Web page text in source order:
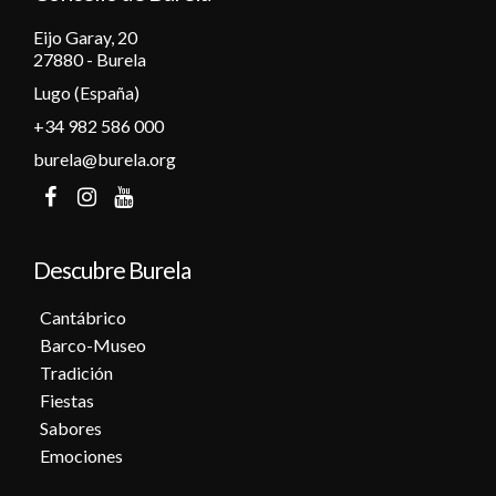
Eijo Garay, 20
27880 - Burela
Lugo (España)
+34 982 586 000
burela@burela.org
Descubre Burela
Cantábrico
Barco-Museo
Tradición
Fiestas
Sabores
Emociones